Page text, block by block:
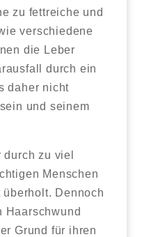
zu fettreiche und
verschiedene
die Leber
durch ein
daher nicht
und seinem
zu viel
Menschen
Dennoch
Haarschwund
Grund für ihren